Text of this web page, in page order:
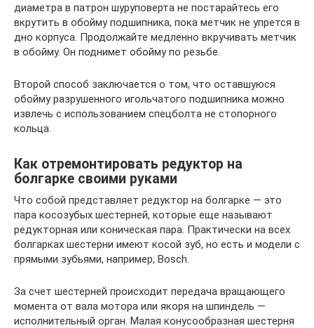
диаметра в патрон шуруповерта не постарайтесь его
вкрутить в обойму подшипника, пока метчик не упрется в
дно корпуса. Продолжайте медленно вкручивать метчик
в обойму. Он поднимет обойму по резьбе.
Второй способ заключается о том, что оставшуюся
обойму разрушенного игольчатого подшипника можно
извлечь с использованием спецболта не стопорного
кольца.
Как отремонтировать редуктор на
болгарке своими руками
Что собой представляет редуктор на болгарке — это
пара косозубых шестерней, которые еще называют
редукторная или коническая пара. Практически на всех
болгарках шестерни имеют косой зуб, но есть и модели с
прямыми зубьями, например, Bosch.
За счет шестерней происходит передача вращающего
момента от вала мотора или якоря на шпиндель —
исполнительный орган. Малая конусообразная шестерня